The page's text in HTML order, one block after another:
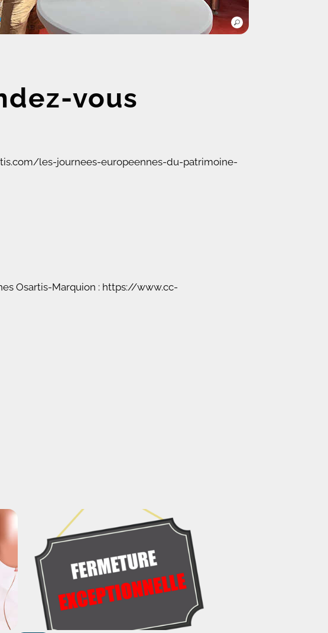
vous
les-journees-europeennes-du-patrimoine-
Osartis-Marquion : https://www.cc-